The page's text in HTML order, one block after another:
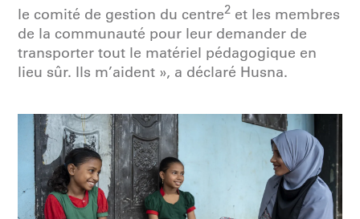
le comité de gestion du centre2 et les membres
de la communauté pour leur demander de
transporter tout le matériel pédagogique en
lieu sûr. Ils m’aident », a déclaré Husna.